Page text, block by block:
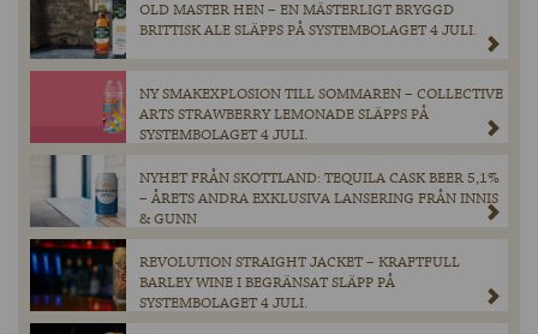
OLD MASTER HEN – EN MÄSTERLIGT BRYGGD
BRITTISK ALE SLÄPPS PÅ SYSTEMBOLAGET 4 JULI.
NY SMAKEXPLOSION TILL SOMMAREN – COLLECTIVE
ARTS STRAWBERRY LEMONADE SLÄPPS PÅ
SYSTEMBOLAGET 4 JULI.
NYHET FRÅN SKOTTLAND: TEQUILA CASK BEER 5,1%
– ÅRETS ANDRA EXKLUSIVA LANSERING FRÅN INNIS
& GUNN
REVOLUTION STRAIGHT JACKET – KRAFTFULL
BARLEY WINE I BEGRÄNSAT SLÄPP PÅ
SYSTEMBOLAGET 4 JULI.